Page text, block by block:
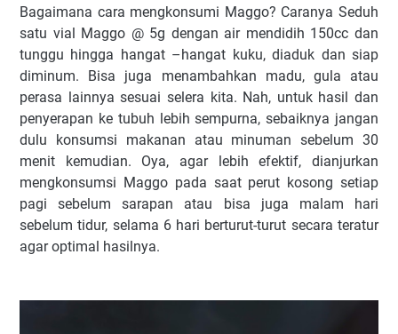
Bagaimana cara mengkonsumi Maggo? Caranya Seduh
satu vial Maggo @ 5g dengan air mendidih 150cc dan
tunggu hingga hangat –hangat kuku, diaduk dan siap
diminum. Bisa juga menambahkan madu, gula atau
perasa lainnya sesuai selera kita. Nah, untuk hasil dan
penyerapan ke tubuh lebih sempurna, sebaiknya jangan
dulu konsumsi makanan atau minuman sebelum 30
menit kemudian. Oya, agar lebih efektif, dianjurkan
mengkonsumsi Maggo pada saat perut kosong setiap
pagi sebelum sarapan atau bisa juga malam hari
sebelum tidur, selama 6 hari berturut-turut secara teratur
agar optimal hasilnya.